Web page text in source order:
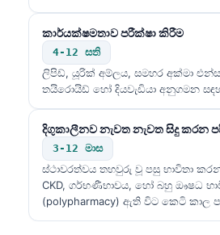
කාර්යක්ෂමතාව පරීක්ෂා කිරීම
4-12 සති
ලිපිඩ්, යූරික් අම්ලය, සමහර අක්මා
තයිරොයිඩ් හෝ දියවැඩියා අනුගමන
දිගුකාලීනව නැවත නැවත සිදු කරන
3-12 මාස
ස්ථාවරත්වය තහවුරු වූ පසු භාවිතා
CKD, ගර්භණීභාවය, හෝ බහු ඖෂධ
(polypharmacy) ඇති විට කෙටි කාල